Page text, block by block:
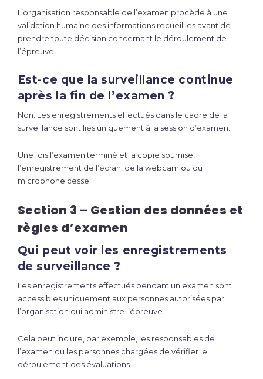
L’organisation responsable de l’examen procède à une
validation humaine des informations recueillies avant de
prendre toute décision concernant le déroulement de
l’épreuve.
Est-ce que la surveillance continue
après la fin de l’examen ?
Non. Les enregistrements effectués dans le cadre de la
surveillance sont liés uniquement à la session d’examen.
Une fois l’examen terminé et la copie soumise,
l’enregistrement de l’écran, de la webcam ou du
microphone cesse.
Section 3 – Gestion des données et
règles d’examen
Qui peut voir les enregistrements
de surveillance ?
Les enregistrements effectués pendant un examen sont
accessibles uniquement aux personnes autorisées par
l’organisation qui administre l’épreuve.
Cela peut inclure, par exemple, les responsables de
l’examen ou les personnes chargées de vérifier le
déroulement des évaluations.